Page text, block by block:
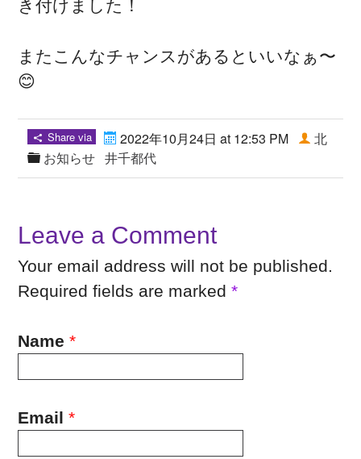
き付けました！
またこんなチャンスがあるといいなぁ〜
😊
Share via
2022年10月24日 at 12:53 PM
お知らせ
北
井千都代
Leave a Comment
Your email address will not be published.
Required fields are marked*
Name *
Email *